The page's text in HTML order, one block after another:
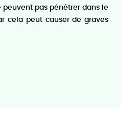
peuvent pas pénétrer dans le
cela peut causer de graves